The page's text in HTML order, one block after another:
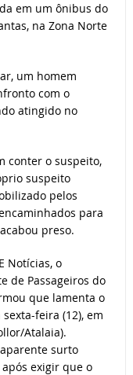
em um ônibus do
na Zona Norte
um homem
com o
atingido no
conter o suspeito,
suspeito
pelos
para
preso.
Notícias, o
de Passageiros do
que lamenta o
feira (12), em
Atalaia).
surto
exigir que o